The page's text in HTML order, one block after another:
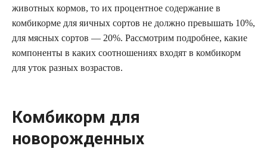
животных кормов, то их процентное содержание в
комбикорме для яичных сортов не должно превышать 10%,
для мясных сортов — 20%. Рассмотрим подробнее, какие
компоненты в каких соотношениях входят в комбикорм
для уток разных возрастов.
Комбикорм для
новорожденных